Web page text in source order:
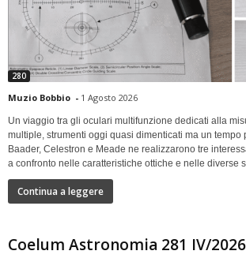
280
Muzio Bobbio - 1 Agosto 2026
Un viaggio tra gli oculari multifunzione dedicati alla
multiple, strumenti oggi quasi dimenticati ma un tempo
Baader, Celestron e Meade ne realizzarono tre
a confronto nelle caratteristiche ottiche e nelle diverse
Continua a leggere
Coelum Astronomia 281 IV/